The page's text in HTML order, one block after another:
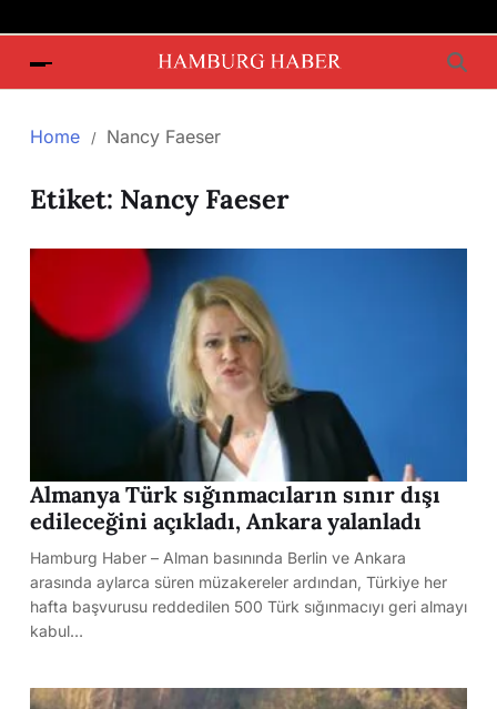
Home Nancy Faeser
Etiket: Nancy Faeser
Almanya Türk sığınmacıların sınır dışı
edileceğini açıkladı, Ankara yalanladı
Hamburg Haber – Alman basınında Berlin ve Ankara
arasında aylarca süren müzakereler ardından, Türkiye her
hafta başvurusu reddedilen 500 Türk sığınmacıyı geri almayı
kabul…